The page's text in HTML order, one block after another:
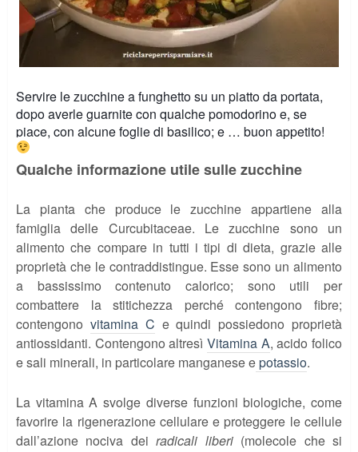
Servire le zucchine a funghetto su un piatto da portata,
dopo averle guarnite con qualche pomodorino e, se
piace, con alcune foglie di basilico; e … buon appetito!
Qualche informazione utile sulle zucchine
La pianta che produce le zucchine appartiene alla
famiglia delle Curcubitaceae. Le zucchine sono un
alimento che compare in tutti i tipi di dieta, grazie alle
proprietà che le contraddistingue. Esse sono un alimento
a bassissimo contenuto calorico; sono utili per
combattere la stitichezza perché contengono fibre;
contengono vitamina C e quindi possiedono proprietà
antiossidanti. Contengono altresì Vitamina A, acido folico
e sali minerali, in particolare manganese epotassio.
La vitamina A svolge diverse funzioni biologiche, come
favorire la rigenerazione cellulare e proteggere le cellule
dall’azione nociva deiradicali liberi (molecole che si